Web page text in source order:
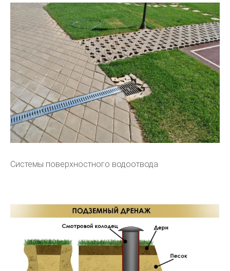
Системы поверхностного водоотвода